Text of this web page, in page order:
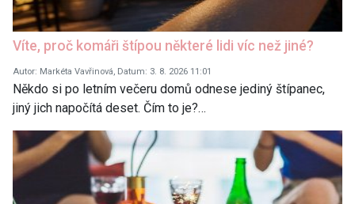
Víte, proč komáři štípou některé lidi víc než jiné?
Autor: Markéta Vavřinová, Datum: 3. 8. 2026 11:01
Někdo si po letním večeru domů odnese jediný štípanec,
jiný jich napočítá deset. Čím to je?…